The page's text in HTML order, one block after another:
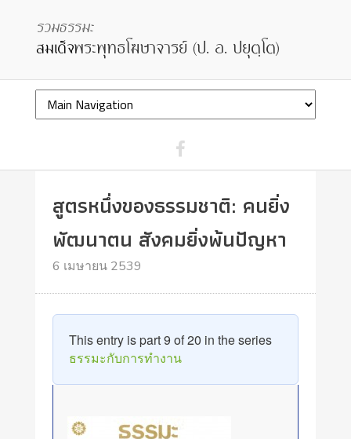
สูตรหนึ่งของธรรมชาติ: คนยิ่ง
พัฒนาตน สังคมยิ่งพ้นปัญหา
6 เมษายน 2539
This entry is part 9 of 20 in the series
ธรรมะกับการทำงาน